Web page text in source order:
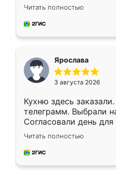
короткие сроки
для замера сотрудник
предложил по моему
Читать полностью
Ярослава
3 августа 2026
Кухню здесь
телеграмм. Выбрали
Согласовали день
недели кухня была
довольны работой.
мебель за
Читать полностью